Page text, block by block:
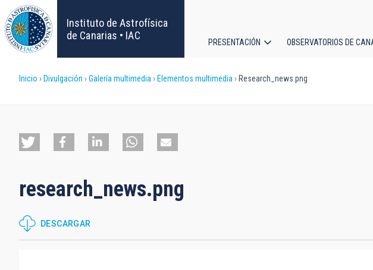
Pasar
al
contenido
principal
Instituto de Astrofísica
de Canarias • IAC
principal
PRESENTACIÓN OBSERVATORIOS DE
Sobrescribir
de
a
la
navegación
Inicio Divulgación Galería multimedia Elementos multimedia Research_news.png
research_news.png
DESCARGAR